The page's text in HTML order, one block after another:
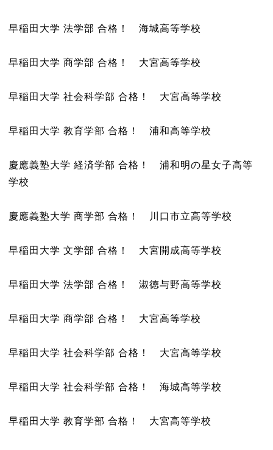
早稲田大学 法学部 合格！ 海城高等学校
早稲田大学 商学部 合格！ 大宮高等学校
早稲田大学 社会科学部 合格！ 大宮高等学校
早稲田大学 教育学部 合格！ 浦和高等学校
慶應義塾大学 経済学部 合格！ 浦和明の星女子高等
学校
慶應義塾大学 商学部 合格！ 川口市立高等学校
早稲田大学 文学部 合格！ 大宮開成高等学校
早稲田大学 法学部 合格！ 淑徳与野高等学校
早稲田大学 商学部 合格！ 大宮高等学校
早稲田大学 社会科学部 合格！ 大宮高等学校
早稲田大学 社会科学部 合格！ 海城高等学校
早稲田大学 教育学部 合格！ 大宮高等学校